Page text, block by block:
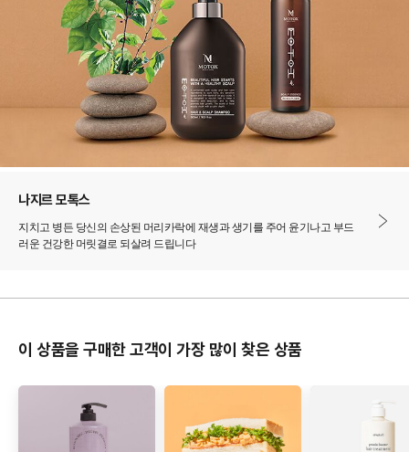
나지르 모톡스
지치고 병든 당신의 손상된 머리카락에 재생과 생기를 주어 윤기나고 부드
러운 건강한 머릿결로 되살려 드립니다
이 상품을 구매한 고객이 가장 많이 찾은 상품